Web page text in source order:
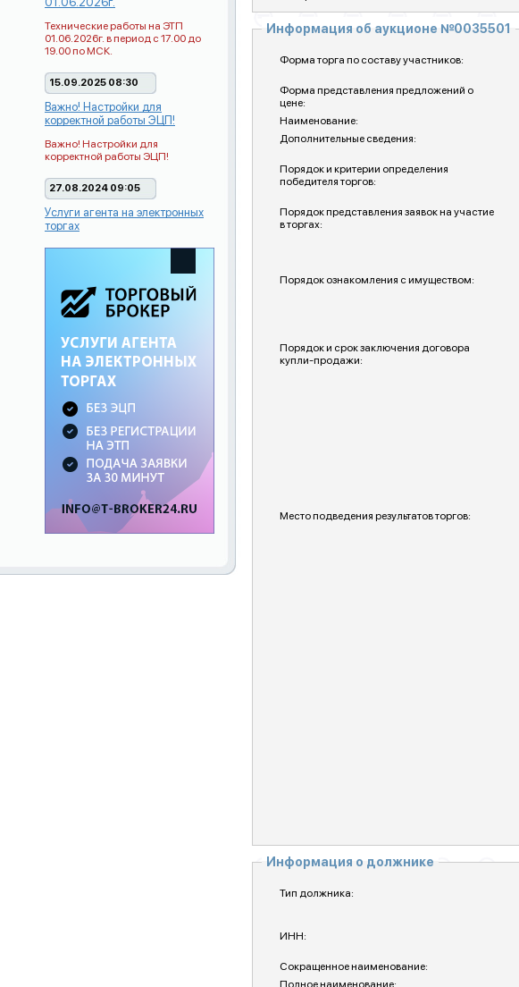
Технические работы на ЭТП
01.06.2026г. в период с 17.00 до
19.00 по МСК.
15.09.2025 08:30
Важно! Настройки для
корректной работы ЭЦП!
Важно! Настройки для
корректной работы ЭЦП!
27.08.2024 09:05
Услуги агента на электронных
торгах
Информация об аукционе №0035501
Форма торга по составу участников:
Форма представления предложений о
цене:
Наименование:
Дополнительные сведения:
Порядок и критерии определения
победителя торгов:
Порядок представления заявок на участие
в торгах:
Порядок ознакомления с имуществом:
Порядок и срок заключения договора
купли-продажи:
Место подведения результатов торгов:
Информация о должнике
Тип должника:
ИНН:
Сокращенное наименование:
Полное наименование: